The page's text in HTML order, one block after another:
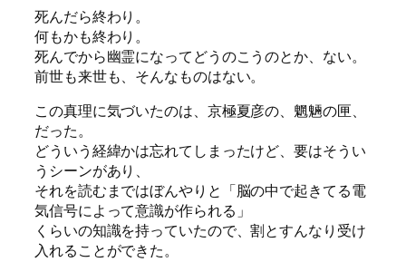
死んだら終わり。
何もかも終わり。
死んでから幽霊になってどうのこうのとか、ない。
前世も来世も、そんなものはない。
この真理に気づいたのは、京極夏彦の、魍魎の匣、
だった。
どういう経緯かは忘れてしまったけど、要はそうい
うシーンがあり、
それを読むまではぼんやりと「脳の中で起きてる電
気信号によって意識が作られる」
くらいの知識を持っていたので、割とすんなり受け
入れることができた。